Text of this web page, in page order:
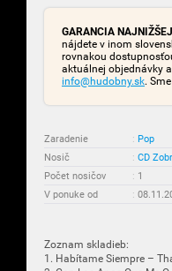
GARANCIA
nájdete v inom
rovnakou
aktuálnej objednávky
info@hudobny.sk.
Zaradenie : Pop
Nosič
: CD
Počet nosičov
: 1
V ponuke od
:
Zoznam skladieb:
1. Habítame Siempre –